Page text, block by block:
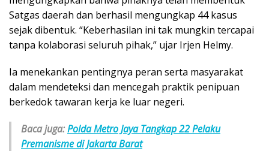
Satgas daerah dan berhasil mengungkap 44 kasus
sejak dibentuk. “Keberhasilan ini tak mungkin tercapai
tanpa kolaborasi seluruh pihak,” ujar Irjen Helmy.
Ia menekankan pentingnya peran serta masyarakat
dalam mendeteksi dan mencegah praktik penipuan
berkedok tawaran kerja ke luar negeri.
Baca juga:Polda Metro Jaya Tangkap 22 Pelaku
Premanisme di Jakarta Barat